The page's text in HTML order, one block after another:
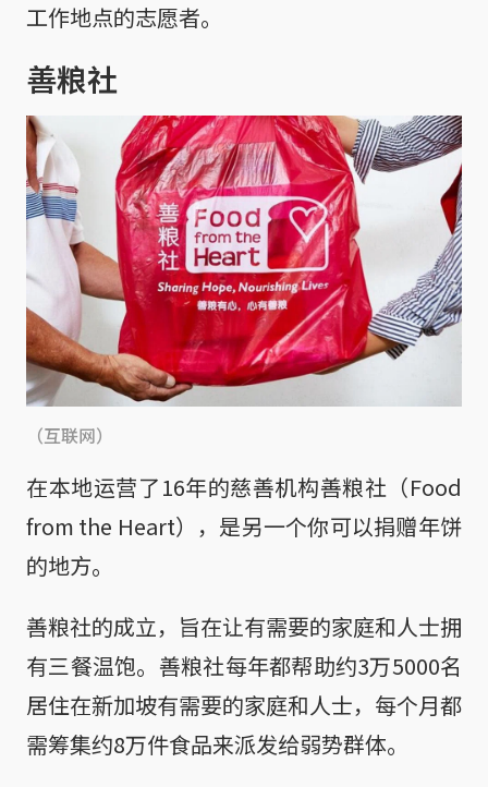
工作地点的志愿者。
善粮社
（互联网）
在本地运营了16年的慈善机构善粮社（Food
from the Heart），是另一个你可以捐赠年饼
的地方。
善粮社的成立，旨在让有需要的家庭和人士拥
有三餐温饱。善粮社每年都帮助约3万5000名
居住在新加坡有需要的家庭和人士，每个月都
需筹集约8万件食品来派发给弱势群体。